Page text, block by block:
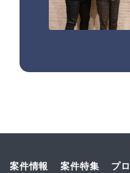
案件情報 案件特集 プ